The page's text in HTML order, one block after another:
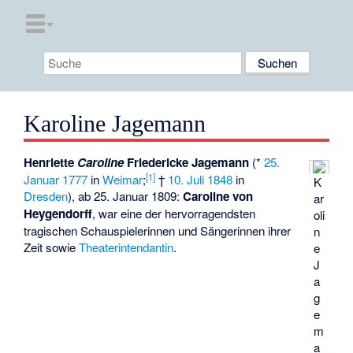
Karoline Jagemann
K
ar
oli
n
e
J
a
g
e
m
a
Henriette CarolineFriedericke Jagemann (*25.
Januar 1777 inWeimar;[1] † 10. Juli 1848 in
Dresden), ab 25. Januar 1809:Caroline von
Heygendorff, war eine der hervorragendsten
tragischen Schauspielerinnen und Sängerinnen ihrer
Zeit sowieTheaterintendantin.